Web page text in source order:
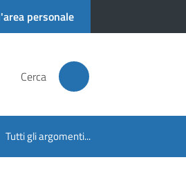
personale
Cerca
Tutti gli argomenti...